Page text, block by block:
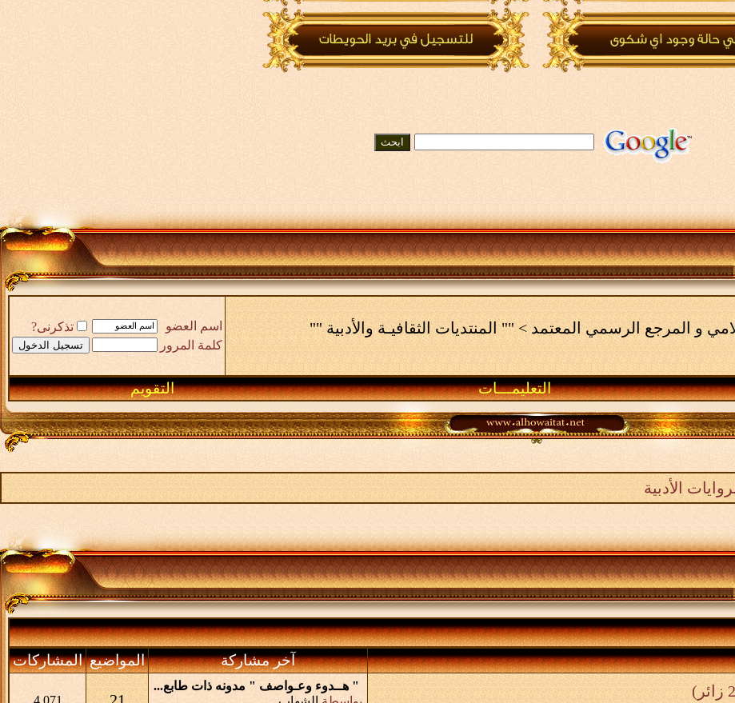
و المرجع الرسمي المعتمد > "" المنتديات الثقافيـة والأدبية "" اسم العضو
تذكرنى?
كلمة المرور
التعليمـــات التقويم
الأدبية
آخر مشاركة المواضيع المشاركات
" هــدوء وعـواصف " مدونه ذات طابع...
4,071